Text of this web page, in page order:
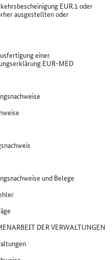
EUR.1 oder
ausgestellten oder
einer
EUR-MED
und Belege
DER VERWALTUNGEN